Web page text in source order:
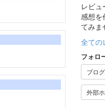
レビ
感想を
てみま
全ての
フォロ
ブロ
外部